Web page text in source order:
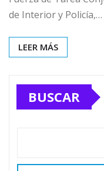
de Interior y Policía,…
LEER MÁS
BUSCAR